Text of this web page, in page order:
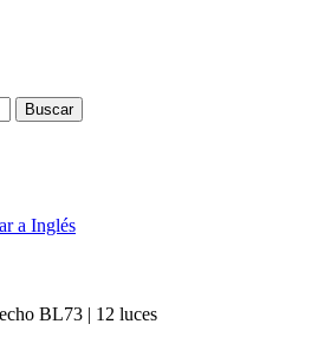
Buscar
BL73 | 12 luces